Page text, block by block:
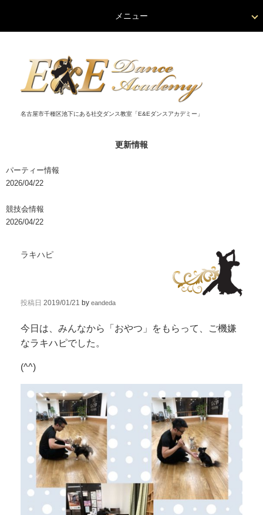
名古屋市千種区池下にある社交ダンス教室「E&Eダンスアカデミー」
更新情報
パーティー情報
2026/04/22
競技会情報
2026/04/22
メニュー
ラキハピ
投稿日 2019/01/21 by eandeda
今日は、みんなから「おやつ」をもらって、ご機嫌
なラキハピでした。
(^^)